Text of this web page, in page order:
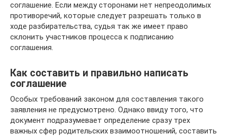
соглашение. Если между сторонами нет непреодолимых
противоречий, которые следует разрешать только в
ходе разбирательства, судья так же имеет право
склонить участников процесса к подписанию
соглашения.
Как составить и правильно написать
соглашение
Особых требований законом для составления такого
заявления не предусмотрено. Однако ввиду того, что
документ подразумевает определение сразу трех
важных сфер родительских взаимоотношений, составить